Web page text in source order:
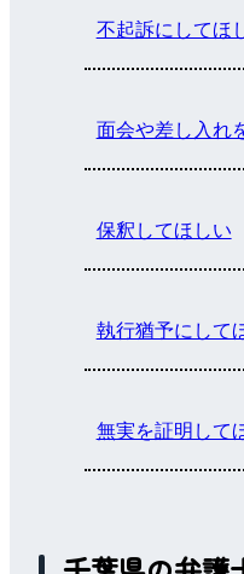
不起訴にしてほ
面会や差し入れ
保釈してほしい
執行猶予にして
無実を証明して